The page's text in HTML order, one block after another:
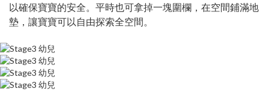
以確保寶寶的安全。平時也可拿掉一塊圍欄，在空間鋪滿地
墊，讓寶寶可以自由探索全空間。